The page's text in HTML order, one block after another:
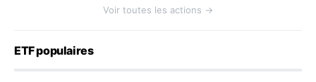
Voir toutes les actions →
ETF populaires